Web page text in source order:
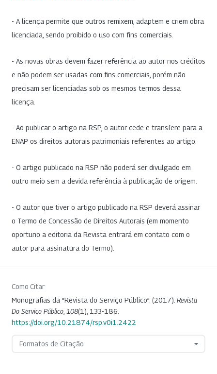
- A licença permite que outros remixem, adaptem e criem obra
licenciada, sendo proibido o uso com fins comerciais.
- As novas obras devem fazer referência ao autor nos créditos
e não podem ser usadas com fins comerciais, porém não
precisam ser licenciadas sob os mesmos termos dessa
licença.
- Ao publicar o artigo na RSP, o autor cede e transfere para a
ENAP os direitos autorais patrimoniais referentes ao artigo.
- O artigo publicado na RSP não poderá ser divulgado em
outro meio sem a devida referência à publicação de origem.
- O autor que tiver o artigo publicado na RSP deverá assinar
o Termo de Concessão de Direitos Autorais (em momento
oportuno a editoria da Revista entrará em contato com o
autor para assinatura do Termo).
Como Citar
Monografias da “Revista do Serviço Público”. (2017). Revista
Do Serviço Público 108(1), 133-186.
https://doi.org/10.21874/rsp.v0i1.2422
Formatos de Citação